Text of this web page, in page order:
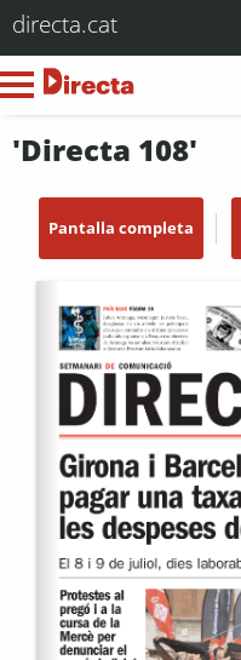
directa.cat
'Directa 108'
Pantalla completa